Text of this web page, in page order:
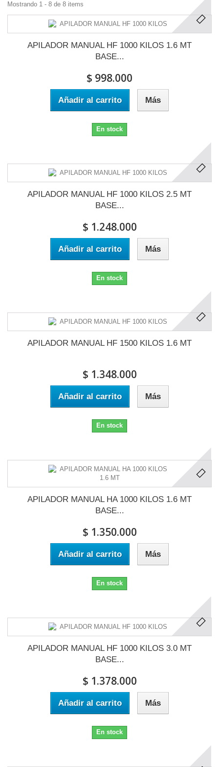
Mostrando 1 - 8 de 8 items
APILADOR MANUAL HF 1000 KILOS 1.6 MT
BASE...
$ 998.000
Añadir al carrito Más
En stock
APILADOR MANUAL HF 1000 KILOS 2.5 MT
BASE...
$ 1.248.000
Añadir al carrito Más
En stock
APILADOR MANUAL HF 1500 KILOS 1.6 MT
$ 1.348.000
Añadir al carrito Más
En stock
APILADOR MANUAL HA 1000 KILOS 1.6 MT
BASE...
$ 1.350.000
Añadir al carrito Más
En stock
APILADOR MANUAL HF 1000 KILOS 3.0 MT
BASE...
$ 1.378.000
Añadir al carrito Más
En stock